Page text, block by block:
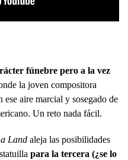
fúnebre pero a la vez
la joven compositora
aire marcial y sosegado de
Un reto nada fácil.
Land aleja las posibilidades
para la tercera (¿se lo